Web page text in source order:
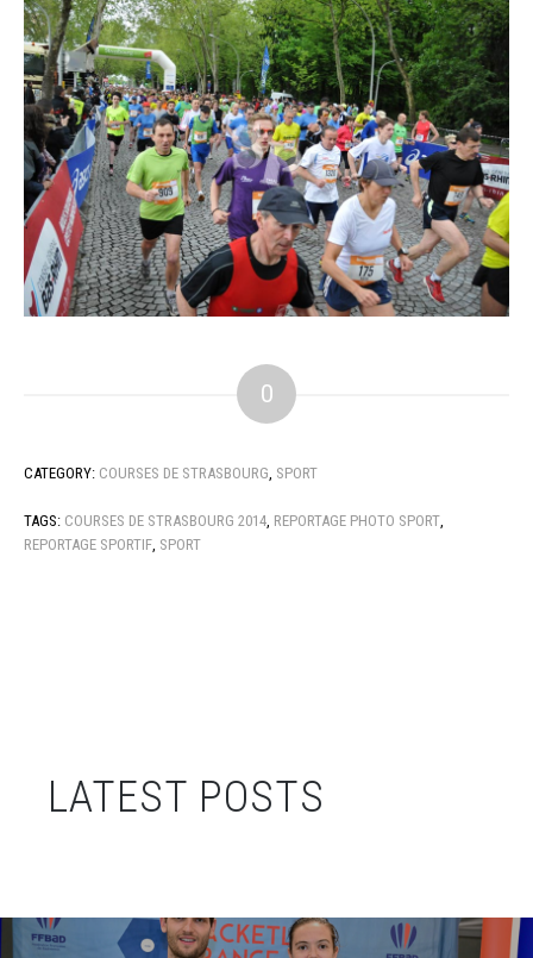
0
CATEGORY: COURSES DE STRASBOURG, SPORT
TAGS: COURSES DE STRASBOURG 2014, REPORTAGE PHOTO SPORT,
REPORTAGE SPORTIF, SPORT
LATEST POSTS